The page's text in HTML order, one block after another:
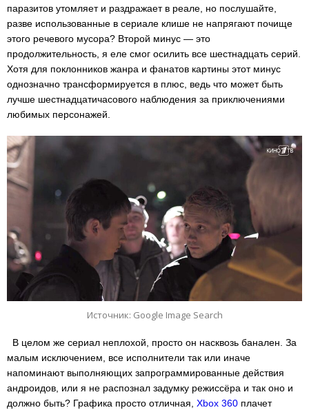
паразитов утомляет и раздражает в реале, но послушайте,
разве использованные в сериале клише не напрягают почище
этого речевого мусора? Второй минус — это
продолжительность, я еле смог осилить все шестнадцать серий.
Хотя для поклонников жанра и фанатов картины этот минус
однозначно трансформируется в плюс, ведь что может быть
лучше шестнадцатичасового наблюдения за приключениями
любимых персонажей.
Источник: Google Image Search
В целом же сериал неплохой, просто он насквозь банален. За
малым исключением, все исполнители так или иначе
напоминают выполняющих запрограммированные действия
андроидов, или я не распознал задумку режиссёра и так оно и
должно быть? Графика просто отличная, Xbox 360 плачет